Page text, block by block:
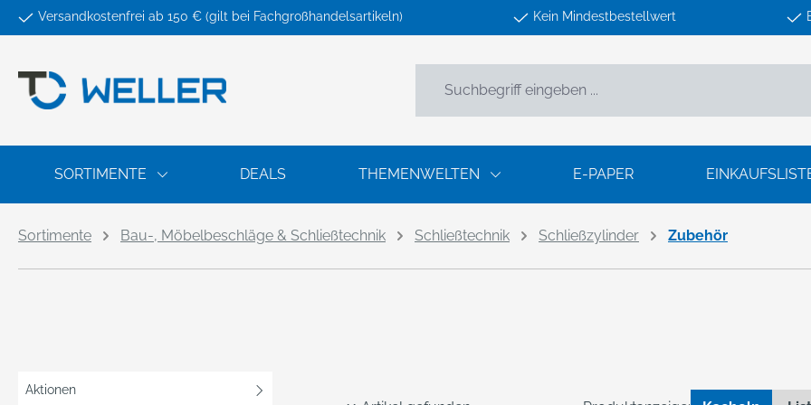
Zur Hauptnavigation springen
Versandkostenfrei ab 150 € (gilt bei Fachgroßhandelsartikeln) Kein Mindestbestellwert
SORTIMENTE DEALS THEMENWELTEN E-PAPER
Sortimente Bau-, Möbelbeschläge & Schließtechnik Schließtechnik Schließzylinder Zubehör
Aktionen